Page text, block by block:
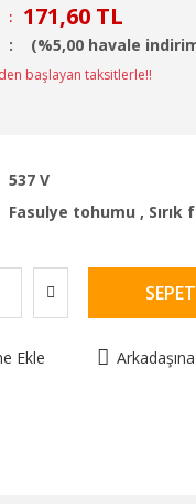
: 171,60 TL
(%5,00 havale
başlayan taksitlerle!!
537 V
Fasulye tohumu , Sırık
Ekle